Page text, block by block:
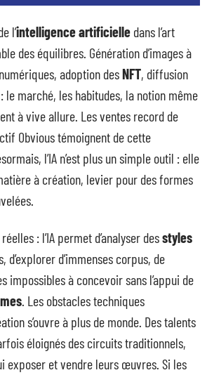
l’intelligence artificielle dans l’art
des équilibres. Génération d’images à
adoption desNFT, diffusion
: le marché, les habitudes, la notion même
à vive allure. Les ventes record de
Obvious témoignent de cette
l’IA n’est plus un simple outil : elle
à création, levier pour des formes
: l’IA permet d’analyser desstyles
d’explorer d’immenses corpus, de
impossibles à concevoir sans l’appui de
. Les obstacles techniques
s’ouvre à plus de monde. Des talents
éloignés des circuits traditionnels,
exposer et vendre leurs œuvres. Si les